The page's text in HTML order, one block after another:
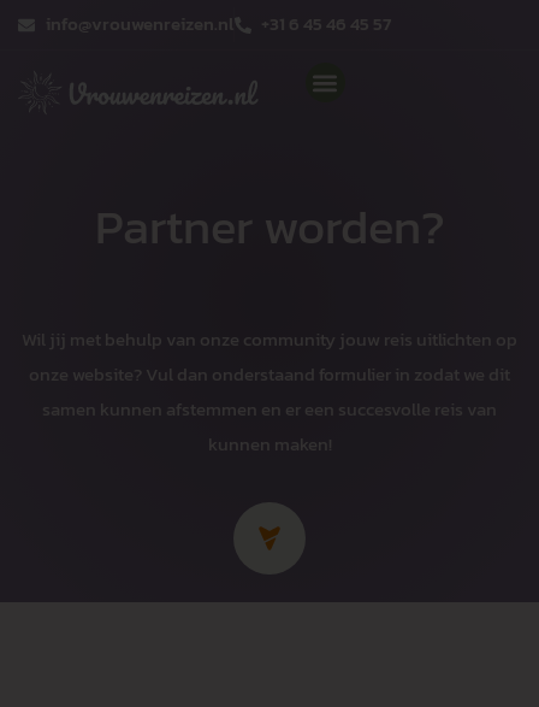
Ga
inhoud
info@vrouwenreizen.nl +31 6 45 46 45 57
Partner worden?
Wil jij met behulp van onze community jouw reis uitlichten op
onze website? Vul dan onderstaand formulier in zodat we dit
samen kunnen afstemmen en er een succesvolle reis van
kunnen maken!